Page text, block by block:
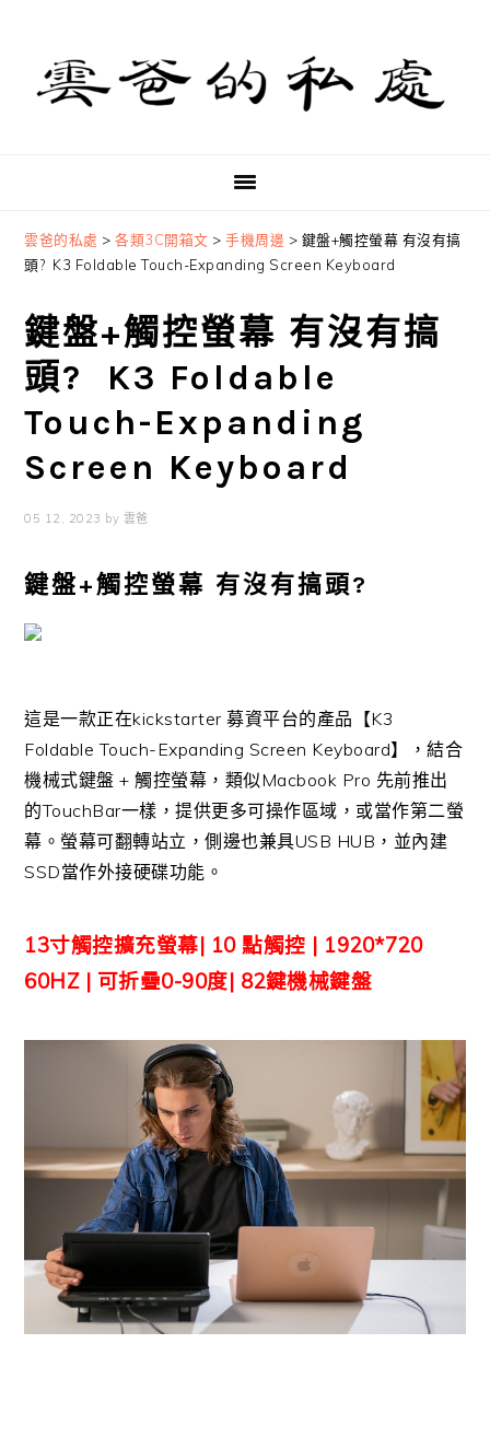
primary
navigation
content
primary
sidebar
雲爸的私處 >各類3C開箱文 >手機周邊 > 鍵盤+觸控螢幕 有沒有搞
頭? K3 Foldable Touch-Expanding Screen Keyboard
鍵盤+觸控螢幕 有沒有搞
頭? K3 Foldable
Touch-Expanding
Screen Keyboard
05 12, 2023 by 雲爸
鍵盤+觸控螢幕 有沒有搞頭?
這是一款正在kickstarter 募資平台的產品【K3
Foldable Touch-Expanding Screen Keyboard】，結合
機械式鍵盤 + 觸控螢幕，類似Macbook Pro 先前推出
的TouchBar一樣，提供更多可操作區域，或當作第二螢
幕。螢幕可翻轉站立，側邊也兼具USB HUB，並內建
SSD當作外接硬碟功能。
13寸觸控擴充螢幕| 10 點觸控 | 1920*720
60HZ | 可折疊0-90度| 82鍵機械鍵盤